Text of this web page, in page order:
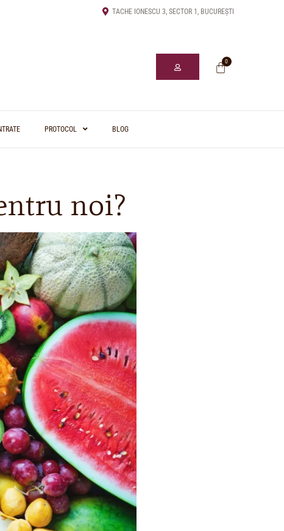
TACHE IONESCU 3, SECTOR 1, BUCUREȘTI
0
PROTOCOL BLOG
noi?